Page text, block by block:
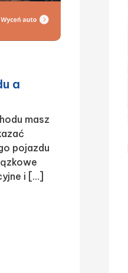
a
masz
pojazdu
i […]